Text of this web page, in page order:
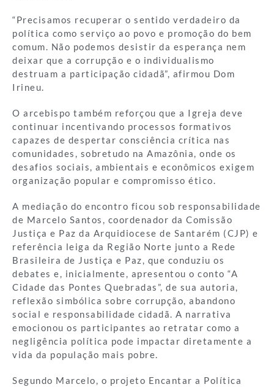
“Precisamos recuperar o sentido verdadeiro da
política como serviço ao povo e promoção do bem
comum. Não podemos desistir da esperança nem
deixar que a corrupção e o individualismo
destruam a participação cidadã”, afirmou Dom
Irineu.
O arcebispo também reforçou que a Igreja deve
continuar incentivando processos formativos
capazes de despertar consciência crítica nas
comunidades, sobretudo na Amazônia, onde os
desafios sociais, ambientais e econômicos exigem
organização popular e compromisso ético.
A mediação do encontro ficou sob responsabilidade
de Marcelo Santos, coordenador da Comissão
Justiça e Paz da Arquidiocese de Santarém (CJP) e
referência leiga da Região Norte junto a Rede
Brasileira de Justiça e Paz, que conduziu os
debates e, inicialmente, apresentou o conto “A
Cidade das Pontes Quebradas”, de sua autoria,
reflexão simbólica sobre corrupção, abandono
social e responsabilidade cidadã. A narrativa
emocionou os participantes ao retratar como a
negligência política pode impactar diretamente a
vida da população mais pobre.
Segundo Marcelo, o projeto Encantar a Política